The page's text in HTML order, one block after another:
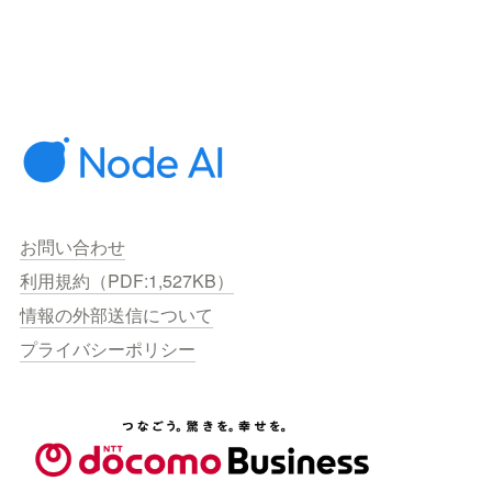
お問い合わせ
利用規約（PDF:1,527KB）
情報の外部送信について
プライバシーポリシー